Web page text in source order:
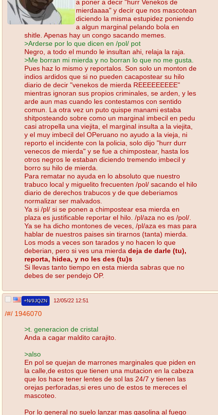
a poner a decir "hurr Venekos de
mierdaaaa" y decir que nos mascotean
diciendo la misma estupidez poniendo
a algun marginal pelando bola en
shitle. Apenas hay un congo sacando memes.
>Arderse por lo que dicen en /pol/ pot
Negro, a todo el mundo le insultan ahi, relaja la raja.
>Me borran mi mierda y no borran lo que no me gusta.
Pues haz lo mismo y reportalos. Son solo un monton de
indios ardidos que si no pueden cacapostear su hilo
diario de decir "venekos de mierda REEEEEEEEE"
mientras ignoran sus propios criminales, se arden, y les
arde aun mas cuando les contestamos con sentido
comun. La otra vez un puto quispe manami estaba
shitposteando sobre como un marginal imbecil en pedu
casi atropella una viejita, el marginal insulta a la viejita,
y el muy imbecil del OPeruano no ayudo a la vieja, ni
reporto el incidente con la policia, solo dijo "hurr durr
venecos de mierda" y se fue a chimpostear, hasta los
otros negros le estaban diciendo tremendo imbecil y
borro su hilo de mierda.
Para rematar no ayuda en lo absoluto que nuestro
trabuco local y miguelito frecuenten /pol/ sacando el hilo
diario de derechos trabucos y de que deberiamos
normalizar ser malvados.
Ya si /pl/ si se ponen a chimpostear esa mierda en
plaza es justificable reportar el hilo. /pl/aza no es /pol/.
Ya se ha dicho montones de veces, /pl/aza es mas para
hablar de nuestros paises sin tirarnos (tanta) mierda.
Los mods a veces son tarados y no hacen lo que
deberian, pero si ves una mierda deja de darle (tu),
reporta, hidea, y no les des (tu)s
Si llevas tanto tiempo en esta mierda sabras que no
debes de ser pendejo OP.
+N/9JQZN 12/05/22 12:51
/#/ 1946070
>t. generacion de cristal
Anda a cagar maldito carajito.
>also
En pol se quejan de marrones marginales que piden en
la calle,de estos que tienen una mutacion en la cabeza
que los hace tener lentes de sol las 24/7 y tienen las
orejas perforadas,si eres uno de estos te mereces el
mascoteo.
Por lo general no suelo lanzar mas gasolina al fuego